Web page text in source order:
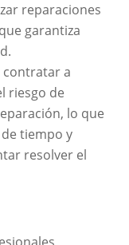
reparaciones
garantiza
contratar a
riesgo de
lo que
tiempo y
resolver el